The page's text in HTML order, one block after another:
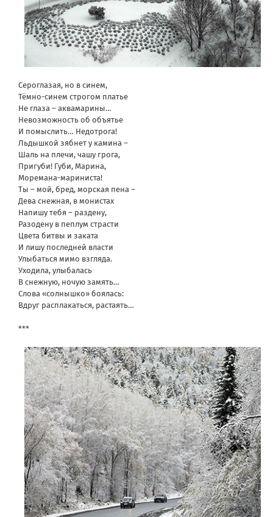
Сероглазая, но в синем,
Тёмно-синем строгом платье
Не глаза – аквамарины…
Невозможность об объятье
И помыслить… Недотрога!
Льдышкой зябнет у камина –
Шаль на плечи, чашу грога,
Пригуби! Губи, Марина,
Моремана-мариниста!
Ты – мой, бред, морская пена –
Дева снежная, в монистах
Напишу тебя – раздену,
Разодену в пеплум страсти
Цвета битвы и заката
И лишу последней власти
Улыбаться мимо взгляда.
Уходила, улыбалась
В снежную, ночую замять…
Слова «солнышко» боялась:
Вдруг расплакаться, растаять…
***